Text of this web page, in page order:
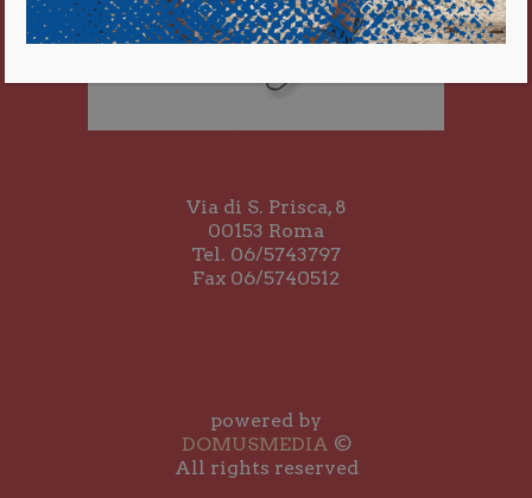
Via di S. Prisca, 8
00153 Roma
Tel. 06/5743797
Fax 06/5740512
powered by
DOMUSMEDIA ©
All rights reserved